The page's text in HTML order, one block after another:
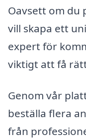
Oavsett om du
vill skapa ett
expert för
viktigt att få
Genom vår
beställa flera
från